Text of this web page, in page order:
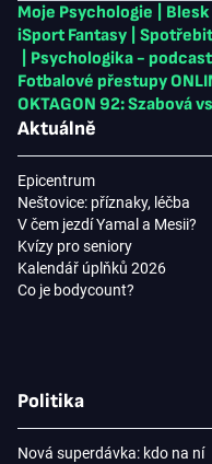
Moje Psychologie
iSport Fantasy
Psychologika -
Fotbalové přestupy
OKTAGON 92: Szabová
Aktuálně
Epicentrum
Neštovice: příznaky, léčba
V čem jezdí Yamal a Mesii?
Kvízy pro seniory
Kalendář úplňků 2026
Co je bodycount?
Politika
Nová superdávka: kdo na ní